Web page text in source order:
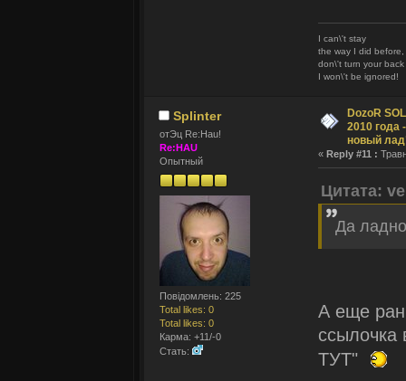
I can\'t stay
the way I did before,
don\'t turn your
I won\'t be ignored!
Splinter
отЭц Re:Hau!
Re:HAU
Опытный
Повідомлень: 225
Total likes: 0
Total likes: 0
Карма: +11/-0
Стать:
DozoR
2010 года
новый
« Reply #11 :
Цитата:
Да
А еще
ссылочка
ТУТ"